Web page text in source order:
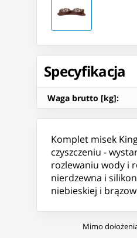
Specyfikacja
Waga brutto [kg]:
Komplet misek
czyszczeniu -
rozlewaniu wody i
nierdzewna i
niebieskiej i
Mimo